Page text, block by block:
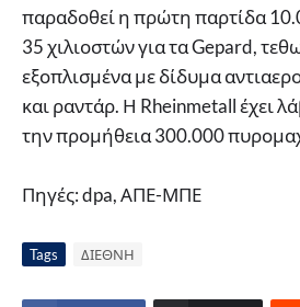
παραδοθεί η πρώτη παρτίδα
35 χιλιοστών για τα Gepard,
εξοπλισμένα με δίδυμα
και ραντάρ. Η Rheinmetall έχει
την προμήθεια 300.000
Πηγές: dpa, ΑΠΕ-ΜΠΕ
Tags ΔΙΕΘΝΗ